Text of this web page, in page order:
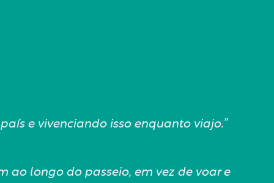
e vivenciando isso enquanto viajo.”
longo do passeio, em vez de voar e